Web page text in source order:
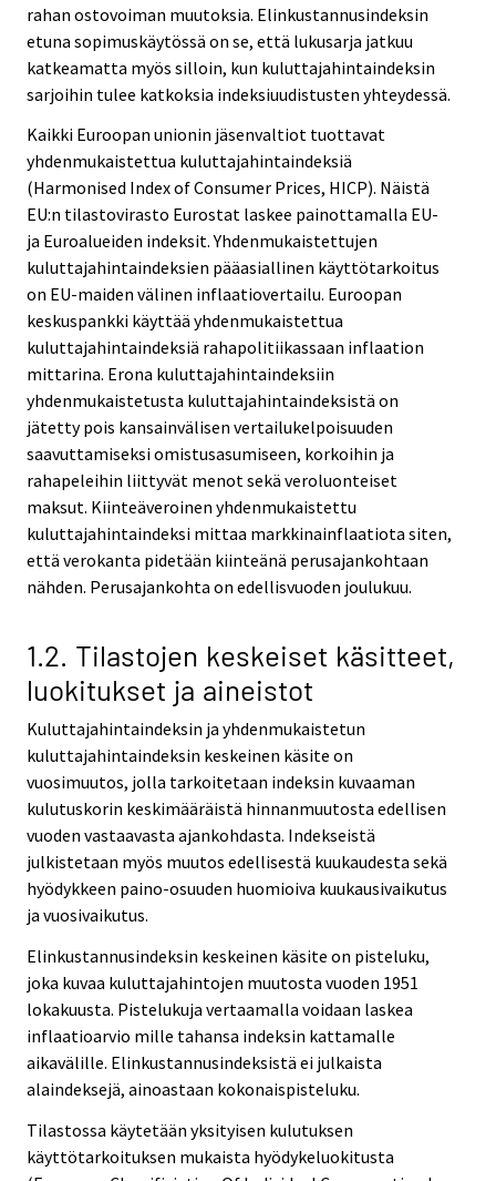
rahan ostovoiman muutoksia. Elinkustannusindeksin
etuna sopimuskäytössä on se, että lukusarja jatkuu
katkeamatta myös silloin, kun kuluttajahintaindeksin
sarjoihin tulee katkoksia indeksiuudistusten yhteydessä.
Kaikki Euroopan unionin jäsenvaltiot tuottavat
yhdenmukaistettua kuluttajahintaindeksiä
(Harmonised Index of Consumer Prices, HICP). Näistä
EU:n tilastovirasto Eurostat laskee painottamalla EU-
ja Euroalueiden indeksit. Yhdenmukaistettujen
kuluttajahintaindeksien pääasiallinen käyttötarkoitus
on EU-maiden välinen inflaatiovertailu. Euroopan
keskuspankki käyttää yhdenmukaistettua
kuluttajahintaindeksiä rahapolitiikassaan inflaation
mittarina. Erona kuluttajahintaindeksiin
yhdenmukaistetusta kuluttajahintaindeksistä on
jätetty pois kansainvälisen vertailukelpoisuuden
saavuttamiseksi omistusasumiseen, korkoihin ja
rahapeleihin liittyvät menot sekä veroluonteiset
maksut. Kiinteäveroinen yhdenmukaistettu
kuluttajahintaindeksi mittaa markkinainflaatiota siten,
että verokanta pidetään kiinteänä perusajankohtaan
nähden. Perusajankohta on edellisvuoden joulukuu.
1.2. Tilastojen keskeiset käsitteet,
luokitukset ja aineistot
Kuluttajahintaindeksin ja yhdenmukaistetun
kuluttajahintaindeksin keskeinen käsite on
vuosimuutos, jolla tarkoitetaan indeksin kuvaaman
kulutuskorin keskimääräistä hinnanmuutosta edellisen
vuoden vastaavasta ajankohdasta. Indekseistä
julkistetaan myös muutos edellisestä kuukaudesta sekä
hyödykkeen paino-osuuden huomioiva kuukausivaikutus
ja vuosivaikutus.
Elinkustannusindeksin keskeinen käsite on pisteluku,
joka kuvaa kuluttajahintojen muutosta vuoden 1951
lokakuusta. Pistelukuja vertaamalla voidaan laskea
inflaatioarvio mille tahansa indeksin kattamalle
aikavälille. Elinkustannusindeksistä ei julkaista
alaindeksejä, ainoastaan kokonaispisteluku.
Tilastossa käytetään yksityisen kulutuksen
käyttötarkoituksen mukaista hyödykeluokitusta